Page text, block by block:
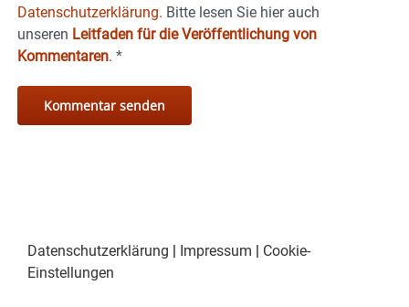
Datenschutzerklärung. Bitte lesen Sie hier auch
unseren Leitfaden für die Veröffentlichung von
Kommentaren. *
Datenschutzerklärung | Impressum | Cookie-
Einstellungen